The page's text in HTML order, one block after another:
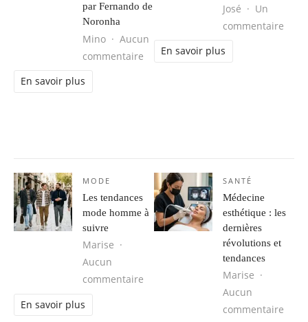
par Fernando de
Noronha
Mino
Aucun
commentaire sur Séjour d’aventure au Brésil :
En savoir plus
José
Un
commentaire
En savoir plus
MODE
Les tendances
mode homme à
suivre
Marise
Aucun
commentaire sur Les tendances mode homme à
En savoir plus
SANTÉ
Médecine
esthétique : les
dernières
révolutions et
tendances
Marise
Aucun
commentaire